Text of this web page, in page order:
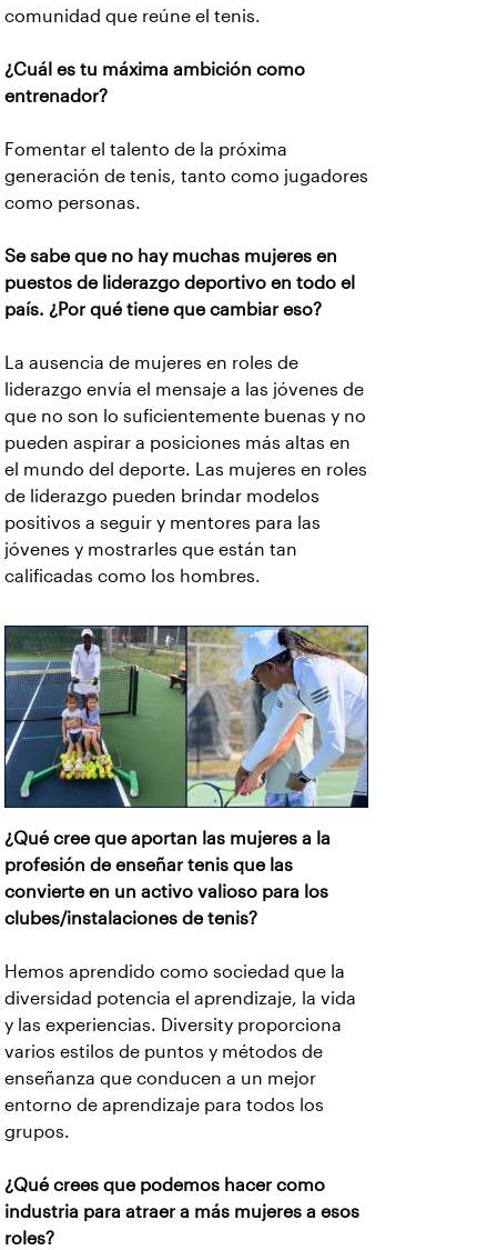
comunidad que reúne el tenis.
¿Cuál es tu máxima ambición como
entrenador?
Fomentar el talento de la próxima
generación de tenis, tanto como jugadores
como personas.
Se sabe que no hay muchas mujeres en
puestos de liderazgo deportivo en todo el
país. ¿Por qué tiene que cambiar eso?
La ausencia de mujeres en roles de
liderazgo envía el mensaje a las jóvenes de
que no son lo suficientemente buenas y no
pueden aspirar a posiciones más altas en
el mundo del deporte. Las mujeres en roles
de liderazgo pueden brindar modelos
positivos a seguir y mentores para las
jóvenes y mostrarles que están tan
calificadas como los hombres.
¿Qué cree que aportan las mujeres a la
profesión de enseñar tenis que las
convierte en un activo valioso para los
clubes/instalaciones de tenis?
Hemos aprendido como sociedad que la
diversidad potencia el aprendizaje, la vida
y las experiencias. Diversity proporciona
varios estilos de puntos y métodos de
enseñanza que conducen a un mejor
entorno de aprendizaje para todos los
grupos.
¿Qué crees que podemos hacer como
industria para atraer a más mujeres a esos
roles?